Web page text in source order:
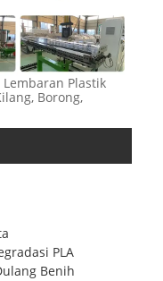
Plastik
Borong,
PLA
Benih